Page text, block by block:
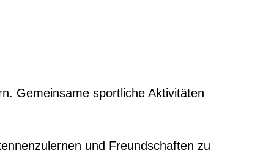
Gemeinsame sportliche Aktivitäten
und Freundschaften zu